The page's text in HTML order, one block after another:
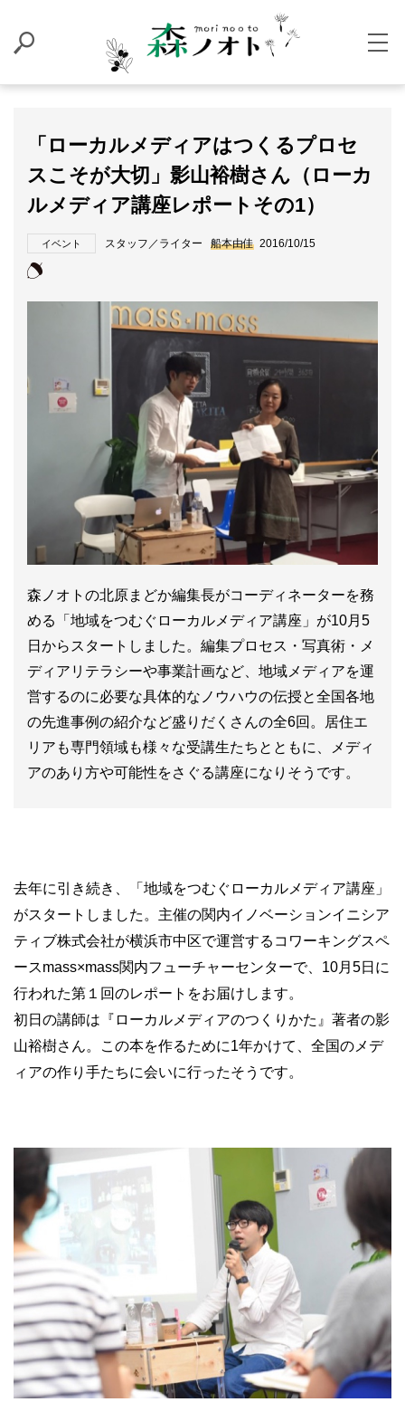
「ローカルメディアはつくるプロセ
スこそが大切」影山裕樹さん（ローカ
ルメディア講座レポートその1）
イベント スタッフ／ライター 船本由佳 2016/10/15
森ノオトの北原まどか編集長がコーディネーターを務
める「地域をつむぐローカルメディア講座」が10月5
日からスタートしました。編集プロセス・写真術・メ
ディアリテラシーや事業計画など、地域メディアを運
営するのに必要な具体的なノウハウの伝授と全国各地
の先進事例の紹介など盛りだくさんの全6回。居住エ
リアも専門領域も様々な受講生たちとともに、メディ
アのあり方や可能性をさぐる講座になりそうです。
去年に引き続き、「地域をつむぐローカルメディア講座」
がスタートしました。主催の関内イノベーションイニシア
ティブ株式会社が横浜市中区で運営するコワーキングスペ
ースmass×mass関内フューチャーセンターで、10月5日に
行われた第１回のレポートをお届けします。
初日の講師は『ローカルメディアのつくりかた』著者の影
山裕樹さん。この本を作るために1年かけて、全国のメデ
ィアの作り手たちに会いに行ったそうです。